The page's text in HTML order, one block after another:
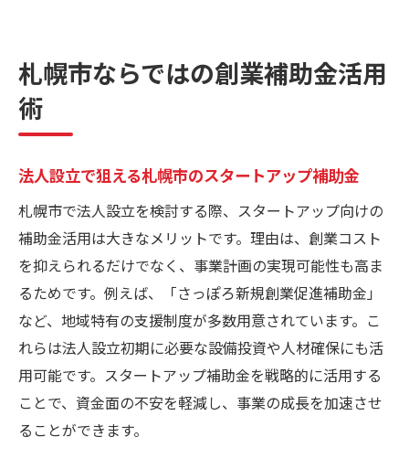
札幌市ならではの創業補助金活用
術
法人設立で狙える札幌市のスタートアップ補助金
札幌市で法人設立を検討する際、スタートアップ向けの
補助金活用は大きなメリットです。理由は、創業コスト
を抑えられるだけでなく、事業計画の実現可能性も高ま
るためです。例えば、「さっぽろ新規創業促進補助金」
など、地域特有の支援制度が多数用意されています。こ
れらは法人設立初期に必要な設備投資や人材確保にも活
用可能です。スタートアップ補助金を戦略的に活用する
ことで、資金面の不安を軽減し、事業の成長を加速させ
ることができます。